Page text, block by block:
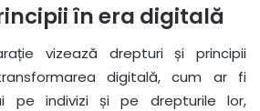
în era digitală
vizează drepturi și principii
digitală, cum ar fi
pe indivizi și pe drepturile lor,